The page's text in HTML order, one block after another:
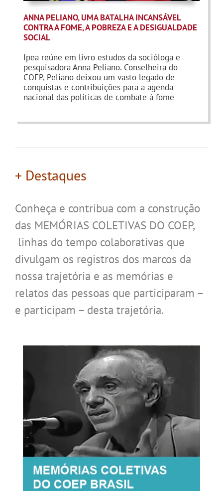
ANNA PELIANO, UMA BATALHA INCANSÁVEL
CONTRA A FOME, A POBREZA E A DESIGUALDADE
SOCIAL
Ipea reúne em livro estudos da socióloga e
pesquisadora Anna Peliano. Conselheira do
COEP, Peliano deixou um vasto legado de
conquistas e contribuições para a agenda
nacional das políticas de combate à fome
+ Destaques
Conheça e contribua com a construção
das MEMÓRIAS COLETIVAS DO COEP,
linhas do tempo colaborativas que
divulgam os registros dos marcos da
nossa trajetória e as memórias e
relatos das pessoas que participaram –
e participam – desta trajetória.